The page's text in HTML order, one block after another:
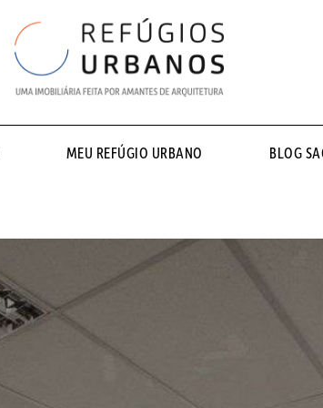
MEU REFÚGIO URBANO BLOG